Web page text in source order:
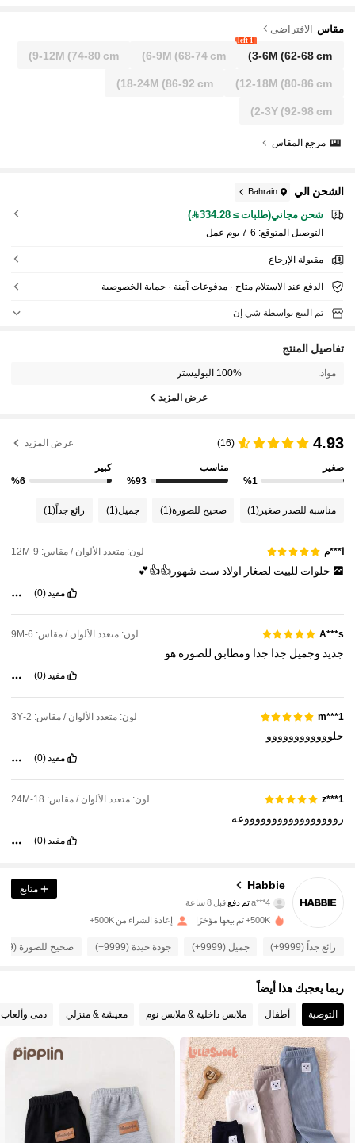
مقاس الافتراضي
3-6M (62-68 cm)
1 left
6-9M (68-74 cm)
9-12M (74-80 cm)
12-18M (80-86 cm)
18-24M (86-92 cm)
2-3Y (92-98 cm)
مرجع المقاس
الشحن الي Bahrain
شحن مجاني(طلبات ≥ 334.28)
التوصيل المتوقع: 6-7 يوم عمل
مقبولة الإرجاع
الدفع عند الاستلام متاح · مدفوعات آمنة · حماية الخصوصية
تم البيع بواسطة شي إن
تفاصيل المنتج
مواد: 100% البوليستر
عرض المزيد
4.93
(16) عرض المزيد
صغير
%1
مناسب
%93
كبير
%6
مناسبة للصدر صغير (1) صحيح للصورة(1) جميل(1) رائع جداً (1)
ا***م لون: متعدد الألوان / مقاس: 9-12M
حلوات للبيت لصغار اولاد ست شهور👍👍💕
مفيد(0)
A***s لون: متعدد الألوان / مقاس: 6-9M
جديد وجميل جدا جدا ومطابق للصورههو
مفيد(0)
m***1 لون: متعدد الألوان / مقاس: 2-3Y
حلوووووووووووو
مفيد(0)
z***1 لون: متعدد الألوان / مقاس: 18-24M
روووووووووووووووووعه
مفيد(0)
Habbie
4.93
63K متابعون
a***4تم دفعقبل 8 ساعة
g***eتمت متابعة قبل 3 ساعة
4.93
4.93 63K متابعون
4.93 63K متابعون
4.93 63K متابعون
متابع
500K+ تم بيعها مؤخرًا إعادة الشراء من 500K+
رائع جداً (9999+) جميل (9999+) جودة جيدة (9999+) صحيح للصورة (9999+)
ربما يعجبك هذا أيضاً
التوصية أطفال ملابس داخلية & ملابس نوم معيشة & منزلي دمى وألعاب